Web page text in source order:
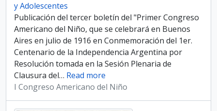
y Adolescentes
Publicación del tercer boletín del "Primer Congreso
Americano del Niño, que se celebrará en Buenos
Aires en julio de 1916 en Conmemoración del 1er.
Centenario de la Independencia Argentina por
Resolución tomada en la Sesión Plenaria de
Clausura del… Read more
I Congreso Americano del Niño